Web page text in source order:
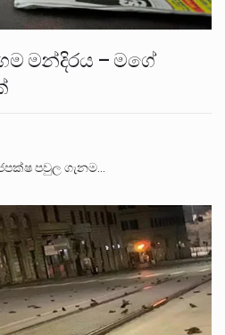
මන්දිරය – මගේ
පවුල ගැනම…